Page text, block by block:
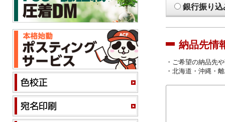
銀行振り込
納品先情
・ご希望の納品先
・北海道・沖縄・